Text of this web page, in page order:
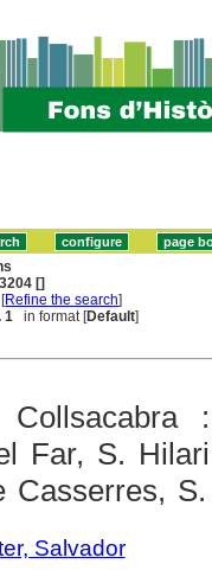
[]
[Refine the search]
1 in format [Default]
Far, S.
Casserres,
Salvador